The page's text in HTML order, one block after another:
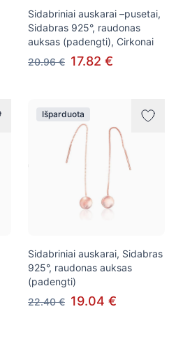
Sidabriniai auskarai –pusetai,
Sidabras 925°, raudonas
auksas (padengti), Cirkonai
20.96 € 17.82 €
Išparduota
Sidabriniai auskarai, Sidabras
925°, raudonas auksas
(padengti)
22.40 € 19.04 €